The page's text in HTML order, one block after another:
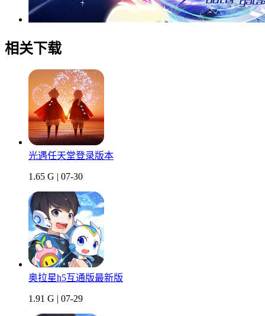
相关下载
光遇任天堂登录版本
1.65 G | 07-30
奥拉星h5互通版最新版
1.91 G | 07-29